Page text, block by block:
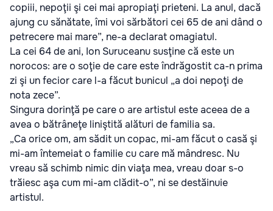
copiii, nepoţii şi cei mai apropiaţi prieteni. La anul, dacă
ajung cu sănătate, îmi voi sărbători cei 65 de ani dând o
petrecere mai mare”, ne-a declarat omagiatul.
La cei 64 de ani, Ion Suruceanu susţine că este un
norocos: are o soţie de care este îndrăgostit ca-n prima
zi şi un fecior care l-a făcut bunicul „a doi nepoţi de
nota zece”.
Singura dorinţă pe care o are artistul este aceea de a
avea o bătrâneţe liniştită alături de familia sa.
„Ca orice om, am sădit un copac, mi-am făcut o casă şi
mi-am întemeiat o familie cu care mă mândresc. Nu
vreau să schimb nimic din viaţa mea, vreau doar s-o
trăiesc aşa cum mi-am clădit-o”, ni se destăinuie
artistul.